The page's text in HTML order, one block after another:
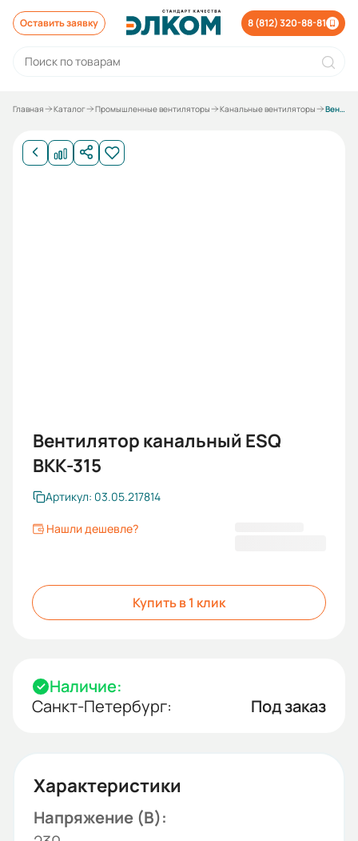
Оставить заявку 8 (812) 320-88-81
Главная Каталог Промышленные вентиляторы Канальные вентиляторы Вентилятор канальный ESQ ВКК-315
Вентилятор канальный ESQ
ВКК-315
Артикул: 03.05.217814
Нашли дешевле?
Купить в 1 клик
Наличие:
Санкт-Петербург:
Под заказ
Характеристики
Напряжение (В):